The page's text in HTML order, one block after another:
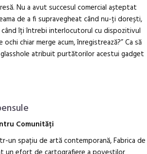
Nu a avut succesul comercial așteptat
de a fi supravegheat când nu-ți dorești,
îți întrebi interlocutorul cu dispozitivul
chiar merge acum, înregistrează?” Ca să
atribuit purtătorilor acestui gadget
Comunități
un spațiu de artă contemporană, Fabrica de